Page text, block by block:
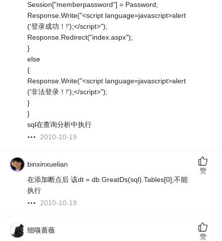
Session["memberpassword"] = Password;
Response.Write("<script language=javascript>alert
('登录成功！!');</script>");
Response.Redirect("index.aspx");
}
else
{
Response.Write("<script language=javascript>alert
('非法登录！!');</script>");
}
}
sql在查询分析中执行
2010-10-19
binxinxuelian
在添加断点后 该dt = db.GreatDs(sql).Tables[0];不能
执行
2010-10-19
赞
细嗅蔷薇
赞